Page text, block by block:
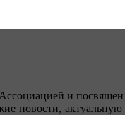
и
новости,